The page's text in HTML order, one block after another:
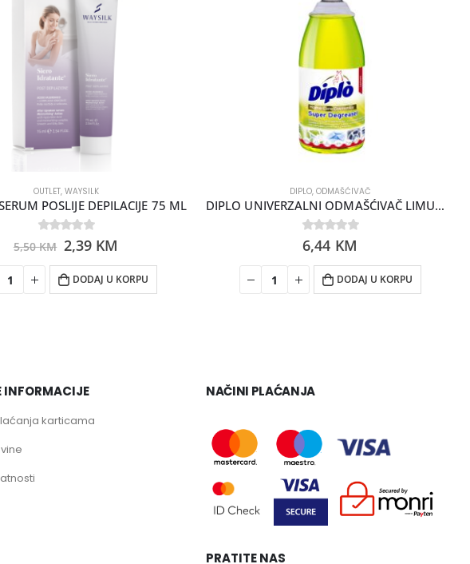
OUTLET, WAYSILK
POSLIJE DEPILACIJE 75 ML
0out of 5
5,50KM 2,39 KM
DODAJ U KORPU
DIPLO, ODMAŠĆIVAČ
DIPLO UNIVERZALNI ODMAŠĆIVAČ LIMUN PUMPICA 700 ML
0out of 5
6,44 KM
DODAJ U KORPU
INFORMACIJE
karticama
NAČINI PLAĆANJA
PRATITE NAS